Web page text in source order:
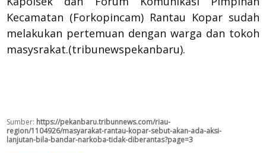
Kecamatan (Forkopincam) Rantau Kopar sudah
melakukan pertemuan dengan warga dan tokoh
masysrakat.(tribunewspekanbaru).
Sumber: https://pekanbaru.tribunnews.com/riau-
region/1104926/masyarakat-rantau-kopar-sebut-akan-ada-aksi-
lanjutan-bila-bandar-narkoba-tidak-diberantas?page=3